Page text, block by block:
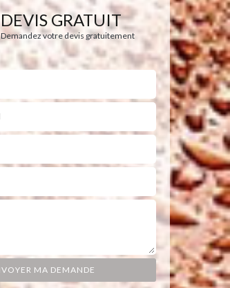
DEVIS GRATUIT
Demandez votre devis gratuitement